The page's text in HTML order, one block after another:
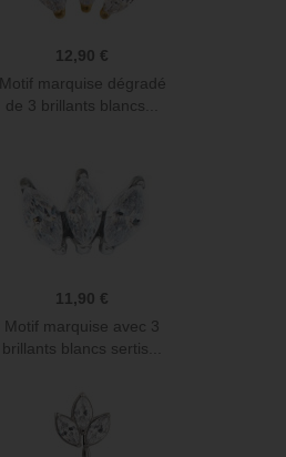
12,90 €
Motif marquise dégradé
de 3 brillants blancs...
11,90 €
Motif marquise avec 3
brillants blancs sertis...